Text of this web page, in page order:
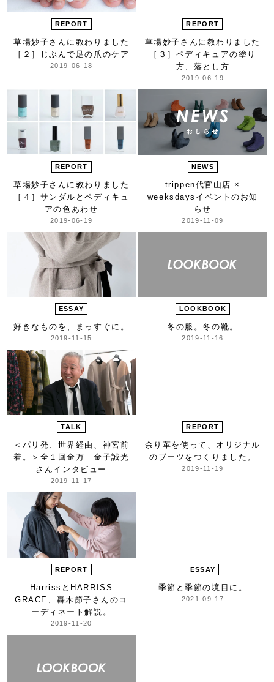
REPORT
草場妙子さんに教わりました
［２］
じぶんで足の爪のケア
2019-06-18
REPORT
草場妙子さんに教わりました
［３］ ペディキュアの塗り
方、落とし方
2019-06-19
REPORT
草場妙子さんに教わりました
［４］ サンダルとペディキュ
アの色あわせ
2019-06-19
NEWS
trippen代官山店 ×
weeksdays イベントのお知
らせ
2019-11-09
ESSAY
好きなものを、まっすぐに。
2019-11-15
LOOKBOOK
冬の服。冬の靴。
2019-11-16
TALK
＜パリ発、世界経由、神宮前
着。＞ 全１回金万 金子誠光
さんインタビュー
2019-11-17
REPORT
余り革を使って、 オリジナル
のブーツをつくりました。
2019-11-19
REPORT
HarrissとHARRISS
GRACE、 轟木節子さんのコ
ーディネート解説。
2019-11-20
ESSAY
季節と季節の境目に。
2021-09-17